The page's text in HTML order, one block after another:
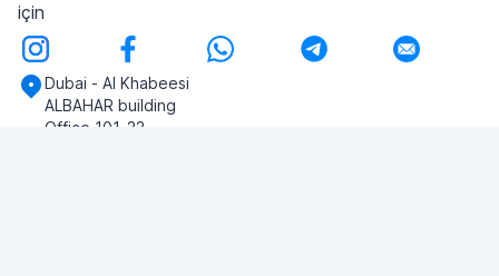
için
Dubai - Al Khabeesi
ALBAHAR building
Office 101-33